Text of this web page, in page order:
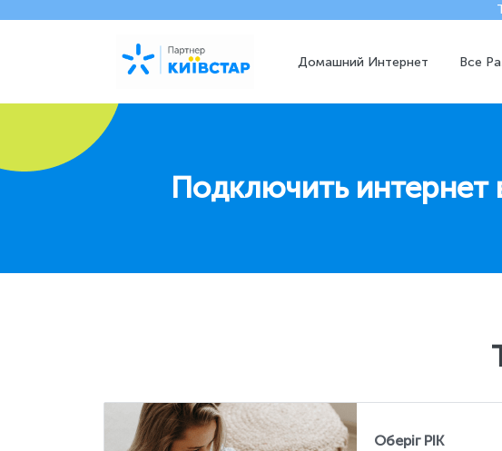
Домашний Интернет Все
Подключить интернет
Оберіг РІК